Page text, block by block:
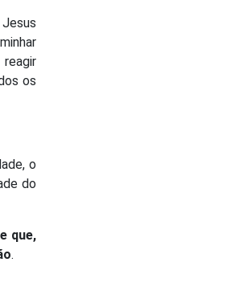
os
o
do
que,
.